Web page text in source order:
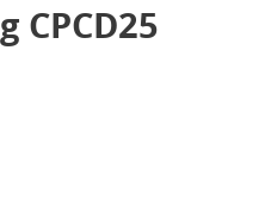
CPCD25